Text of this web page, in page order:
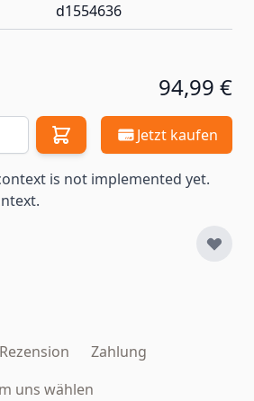
d1554636
94,99 €
Jetzt kaufen
is not implemented yet.
Rezension
Zahlung
uns wählen